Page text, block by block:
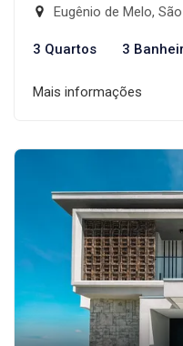
Eugênio de Melo,
3 Quartos 3
Mais informações